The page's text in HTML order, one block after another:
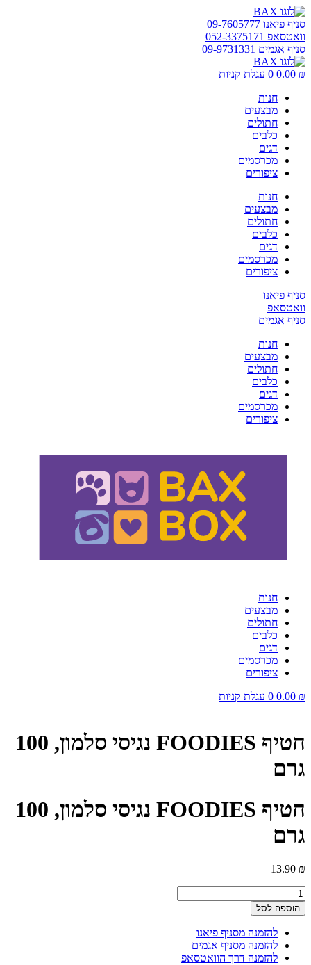
דלג
לתוכן
סניף פיאנו 09-7605777
וואטסאפ 052-3375171
סניף אגמים 09-9731331
0.00 ₪
0 עגלת קניות
חנות
מבצעים
חתולים
כלבים
דגים
מכרסמים
ציפורים
חנות
מבצעים
חתולים
כלבים
דגים
מכרסמים
ציפורים
סניף פיאנו
וואטסאפ
סניף אגמים
חנות
מבצעים
חתולים
כלבים
דגים
מכרסמים
ציפורים
חנות
מבצעים
חתולים
כלבים
דגים
מכרסמים
ציפורים
0.00 ₪
0 עגלת קניות
חטיף FOODIES נגיסי סלמון, 100
גרם
חטיף FOODIES נגיסי סלמון, 100
גרם
13.90 ₪
כמות
של
חטיף
FOODIES
נגיסי
סלמון,
הוספה לסל
להזמנה מסניף פיאנו
להזמנה מסניף אגמים
להזמנה דרך הוואטסאפ